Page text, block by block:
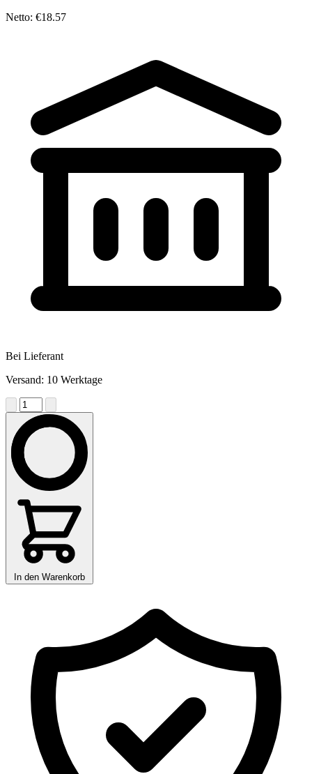
Netto: €18.57
Bei Lieferant
Versand: 10 Werktage
In den Warenkorb